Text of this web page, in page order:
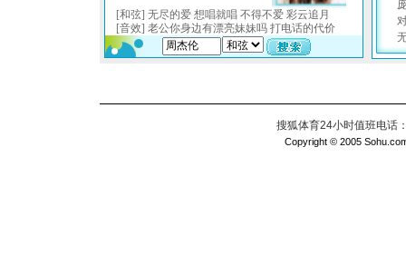
搜狐体育24小时值班电话
Copyright © 2005